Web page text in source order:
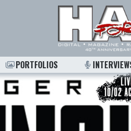
PORTFOLIOS